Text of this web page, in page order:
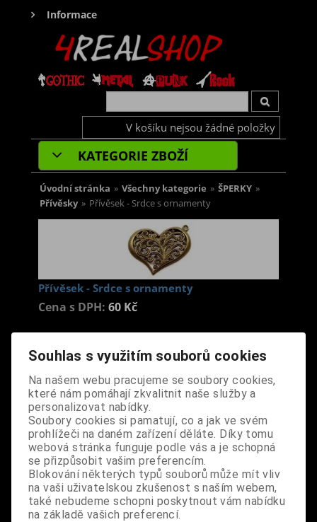
Informace
V košíku nejsou žádné položky
KATEGORIE ZBOŽÍ
Úvodní stránka » Všechny kategorie » ŠPERKY »
Přívěsky » Přívěsek - Srdce s ornamenty
Přívěsek - Srdce s ornamenty
Cena s DPH: 60 Kč
Dodání dny:
skladem
Koupit
Tabulky velikostí: zde
Výrobce: import EU
Katalogové číslo:DOSTPRIBPUS2360
Záruka (měsíců): 24
Dotaz na výrobek
Tisk
materiál: kov
Souhlas s využitím souborů cookies
Na našem webu pracujeme se soubory cookies,
které nám pomáhají zkvalitnit naše služby a
personalizovat nabídky.
Soubory cookies si pamatují, co a jak ve svém
prohlížeči na daném zařízení děláte. Díky tomu
webová stránka funguje podle vás a je schopná
se přizpůsobit vašim preferencím.
Blokování některých typů souborů může mít vliv
na vaši uživatelskou zkušenost s naším webem,
také nebudeme schopni poskytnout vám nabídku
na základě vašich preferencí.